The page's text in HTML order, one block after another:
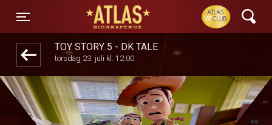
Toggle navigation
ATLAS Biograferne
TOY STORY 5 - DK TALE
torsdag 23. juli kl. 12:00
front03-cc 123932